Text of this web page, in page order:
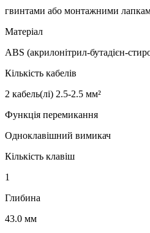
гвинтами або монтажними
Матеріал
ABS (акрилонітрил-бутадієн-
Кількість кабелів
2 кабель(лі) 2.5-2.5 мм²
Функція перемикання
Одноклавішний вимикач
Кількість клавіш
1
Глибина
43.0 мм